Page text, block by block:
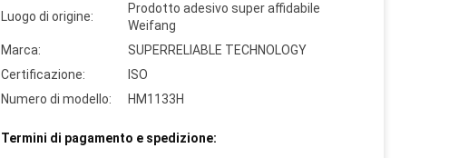
Luogo di origine:
Prodotto adesivo super affidabile
Weifang
Marca:
SUPERRELIABLE TECHNOLOGY
Certificazione:
ISO
Numero di modello:
HM1133H
Termini di pagamento e spedizione: